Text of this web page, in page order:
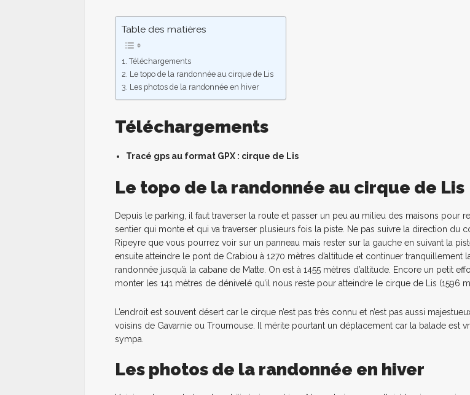
Table des matières
Téléchargements
Le topo de la randonnée au cirque de Lis
Les photos de la randonnée en hiver
Téléchargements
Tracé gps au format GPX : cirque de Lis
Le topo de la randonnée au cirque de Lis
Depuis le parking, il faut traverser la route et passer un peu au milieu des maisons pour
sentier qui monte et qui va traverser plusieurs fois la piste. Ne pas suivre la direction du
Ripeyre que vous pourrez voir sur un panneau mais rester sur la gauche en suivant la
ensuite atteindre le pont de Crabiou à 1270 mètres d’altitude et continuer tranquillement
randonnée jusqu’à la cabane de Matte. On est à 1455 mètres d’altitude. Encore un petit
monter les 141 mètres de dénivelé qu’il nous reste pour atteindre le cirque de Lis (1596
L’endroit est souvent désert car le cirque n’est pas très connu et n’est pas aussi
voisins de Gavarnie ou Troumouse. Il mérite pourtant un déplacement car la balade est
sympa.
Les photos de la randonnée en hiver